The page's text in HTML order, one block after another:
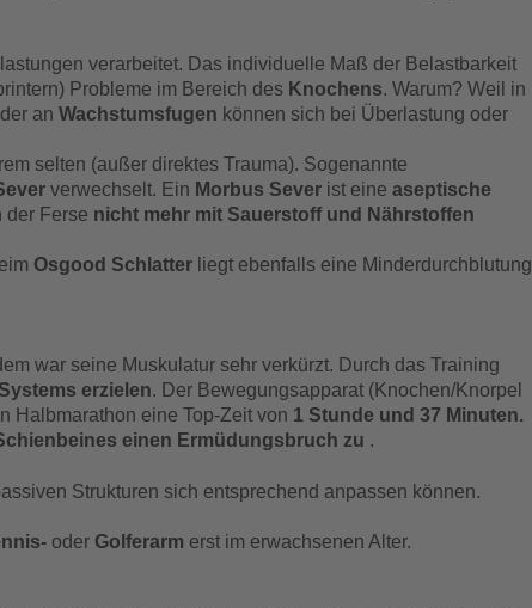
verarbeitet. Das individuelle Maß der Belastbarkeit
Probleme im Bereich des Knochens. Warum? Weil in
an Wachstumsfugen können sich bei Überlastung oder
selten (außer direktes Trauma). Sogenannte
verwechselt. Ein Morbus Sever ist eine aseptische
der Ferse nicht mehr mit Sauerstoff und Nährstoffen
Osgood Schlatter liegt ebenfalls eine Minderdurchblutung
war seine Muskulatur sehr verkürzt. Durch das Training
erzielen. Der Bewegungsapparat (Knochen/Knorpel
Halbmarathon eine Top-Zeit von 1 Stunde und 37 Minuten.
einen Ermüdungsbruch zu .
Strukturen sich entsprechend anpassen können.
oder Golferarm erst im erwachsenen Alter.